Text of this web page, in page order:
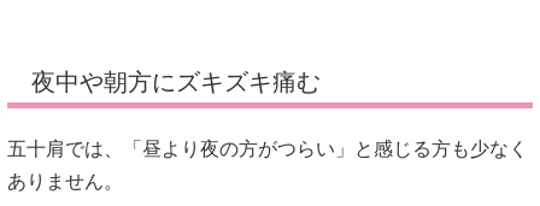
夜中や朝方にズキズキ痛む
五十肩では、「昼より夜の方がつらい」と感じる方も少なく
ありません。